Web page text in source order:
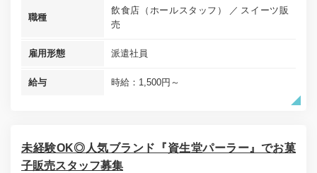
職種
飲食店（ホールスタッフ）
スイーツ販
売
雇用形態 派遣社員
給与 時給：1,500円～
未経験OK◎人気ブランド『資生堂パーラー』でお菓
子販売スタッフ募集